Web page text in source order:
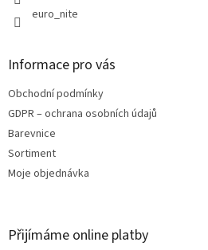
euro_nite
Informace pro vás
Obchodní podmínky
GDPR – ochrana osobních údajů
Barevnice
Sortiment
Moje objednávka
Přijímáme online platby